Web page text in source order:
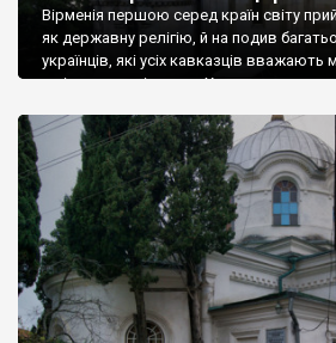
Вірменія першою серед країн світу
як державну релігію, й на подив
українців, які усіх кавказців
є відданими вірянами Христа